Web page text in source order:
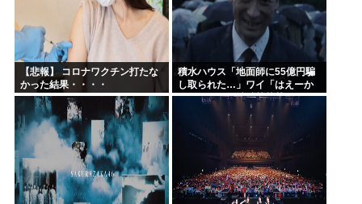
【悲報】 コロナワクチン打たな
かった結果・・・・
積水ハウス「地面師に55億円騙
し取られた…」ワイ「はえーか
わいそう…会社滅茶苦茶やろな